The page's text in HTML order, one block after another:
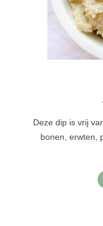
Deze dip is vrij
bonen, erwten,